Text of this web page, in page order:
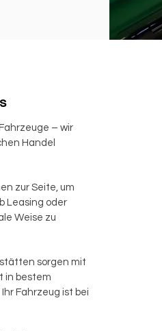
– wir
Handel
zur Seite, um
Leasing oder
Weise zu
sorgen mit
in bestem
Fahrzeug ist bei